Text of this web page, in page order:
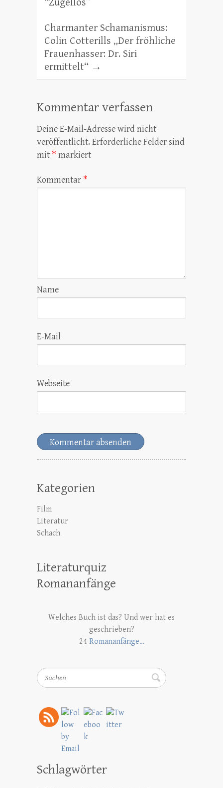
“Zügellos”
Charmanter Schamanismus:
Colin Cotterills „Der fröhliche
Frauenhasser: Dr. Siri
ermittelt“ →
Kommentar verfassen
Deine E-Mail-Adresse wird nicht
veröffentlicht. Erforderliche Felder sind
mit * markiert
Kommentar *
Name
E-Mail
Webseite
Kategorien
Film
Literatur
Schach
Literaturquiz
Romananfänge
Welches Buch ist das? Und wer hat es
geschrieben?
24 Romananfänge…
Suchen
Schlagwörter